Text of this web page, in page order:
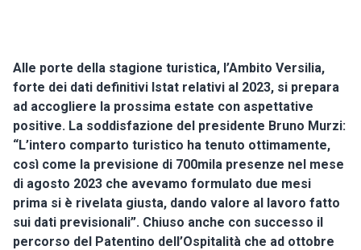
ISPIRAZIONI
WEBCAM
CONTATTI
ENG
Alle porte della stagione turistica, l’Ambito Versilia,
forte dei dati definitivi Istat relativi al 2023, si prepara
ad accogliere la prossima estate con aspettative
positive. La soddisfazione del presidente Bruno Murzi:
“L’intero comparto turistico ha tenuto ottimamente,
così come la previsione di 700mila presenze nel mese
di agosto 2023 che avevamo formulato due mesi
prima si è rivelata giusta, dando valore al lavoro fatto
sui dati previsionali”. Chiuso anche con successo il
percorso del Patentino dell’Ospitalità che ad ottobre